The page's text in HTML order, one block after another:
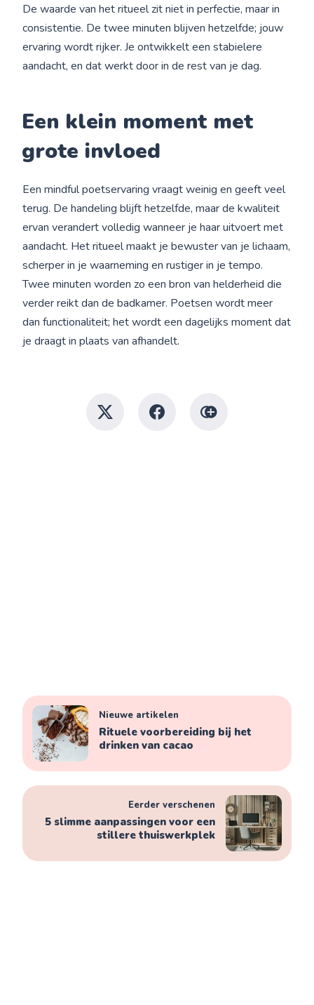
De waarde van het ritueel zit niet in perfectie, maar in
consistentie. De twee minuten blijven hetzelfde; jouw
ervaring wordt rijker. Je ontwikkelt een stabielere
aandacht, en dat werkt door in de rest van je dag.
Een klein moment met
grote invloed
Een mindful poetservaring vraagt weinig en geeft veel
terug. De handeling blijft hetzelfde, maar de kwaliteit
ervan verandert volledig wanneer je haar uitvoert met
aandacht. Het ritueel maakt je bewuster van je lichaam,
scherper in je waarneming en rustiger in je tempo.
Twee minuten worden zo een bron van helderheid die
verder reikt dan de badkamer. Poetsen wordt meer
dan functionaliteit; het wordt een dagelijks moment dat
je draagt in plaats van afhandelt.
Nieuwe artikelen
Rituele voorbereiding bij het
drinken van cacao
Eerder verschenen
5 slimme aanpassingen voor een
stillere thuiswerkplek